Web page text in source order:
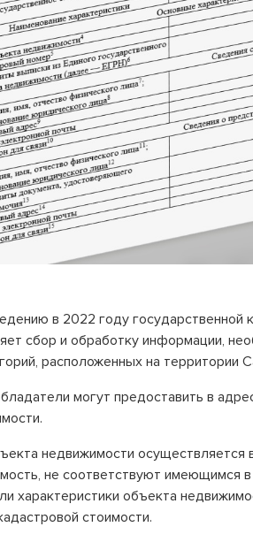
в 2022 году
сбор и обработку информации,
расположенных на территории
могут предоставить в
недвижимости
не соответствуют имеющимся
характеристики объекта
стоимости.